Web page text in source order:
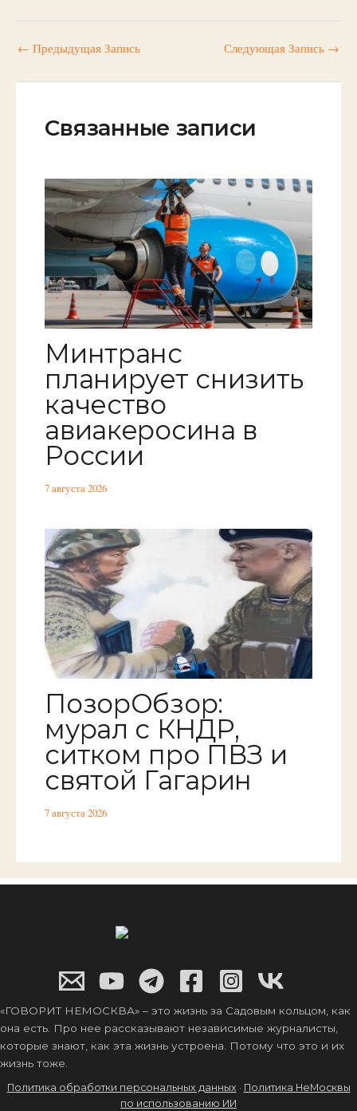
← Предыдущая Запись Следующая Запись →
Связанные записи
Минтранс
планирует снизить
качество
авиакеросина в
России
7 августа 2026
ПозорОбзор:
мурал с КНДР,
ситком про ПВЗ и
святой Гагарин
7 августа 2026
«ГОВОРИТ НЕМОСКВА» – это жизнь за Садовым кольцом, как
она есть. Про нее рассказывают независимые журналисты,
которые знают, как эта жизнь устроена. Потому что это и их
жизнь тоже.
Политика обработки персональных данных · Политика НеМосквы
по использованию ИИ